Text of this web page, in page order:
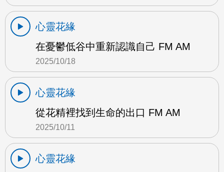
心靈花緣
在憂鬱低谷中重新認識自己 FM AM
2025/10/18
心靈花緣
從花精裡找到生命的出口 FM AM
2025/10/11
心靈花緣